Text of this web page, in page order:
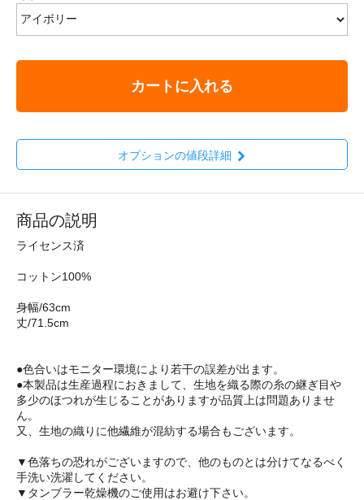
カートに入れる
オプションの値段詳細
商品の説明
ライセンス済
コットン100%
身幅/63cm
丈/71.5cm
●色合いはモニター環境により若干の誤差が出ます。
●本製品は生産過程におきまして、生地を織る際の糸の継ぎ目や
多少のほつれが生じることがありますが品質上は問題ありませ
ん。
又、生地の織りに他繊維が混紡する場合もございます。
▼色落ちの恐れがございますので、他のものとは分けてなるべく
手洗い洗濯してください。
▼タンブラー乾燥機のご使用はお避け下さい。